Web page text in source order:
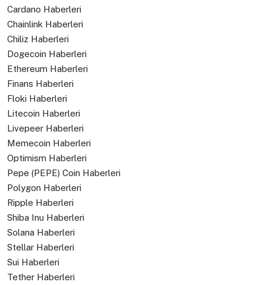
Cardano Haberleri
Chainlink Haberleri
Chiliz Haberleri
Dogecoin Haberleri
Ethereum Haberleri
Finans Haberleri
Floki Haberleri
Litecoin Haberleri
Livepeer Haberleri
Memecoin Haberleri
Optimism Haberleri
Pepe (PEPE) Coin Haberleri
Polygon Haberleri
Ripple Haberleri
Shiba Inu Haberleri
Solana Haberleri
Stellar Haberleri
Sui Haberleri
Tether Haberleri